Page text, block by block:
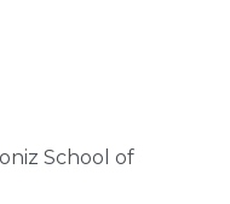
School of